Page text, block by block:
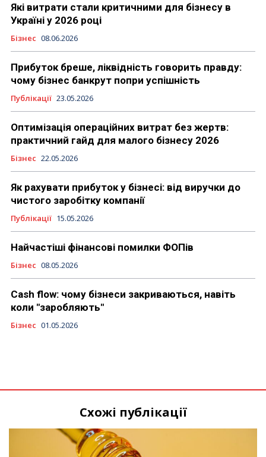
Які витрати стали критичними для бізнесу в
Україні у 2026 році
Бізнес 08.06.2026
Прибуток бреше, ліквідність говорить правду:
чому бізнес банкрут попри успішність
Публікації 23.05.2026
Оптимізація операційних витрат без жертв:
практичний гайд для малого бізнесу 2026
Бізнес 22.05.2026
Як рахувати прибуток у бізнесі: від виручки до
чистого заробітку компанії
Публікації 15.05.2026
Найчастіші фінансові помилки ФОПів
Бізнес 08.05.2026
Cash flow: чому бізнеси закриваються, навіть
коли "заробляють"
Бізнес 01.05.2026
Схожі публікації